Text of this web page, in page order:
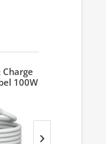
100W